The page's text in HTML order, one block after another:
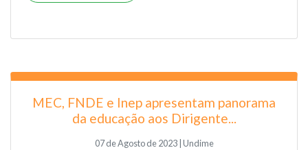
MEC, FNDE e Inep apresentam panorama
da educação aos Dirigente...
07 de Agosto de 2023 | Undime